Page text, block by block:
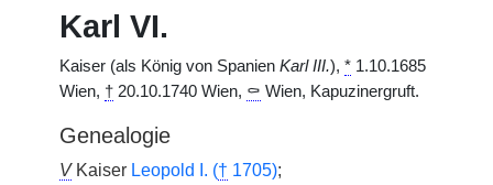
Karl VI.
Kaiser (als König von Spanien Karl III.), * 1.10.1685
Wien, † 20.10.1740 Wien, ⚰ Wien, Kapuzinergruft.
Genealogie
VKaiser Leopold I. († 1705);